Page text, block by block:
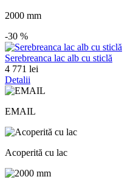
2000 mm
-30 %
Serebreanca lac alb cu sticlă
4 771 lei
Detalii
EMAIL
Acoperită cu lac